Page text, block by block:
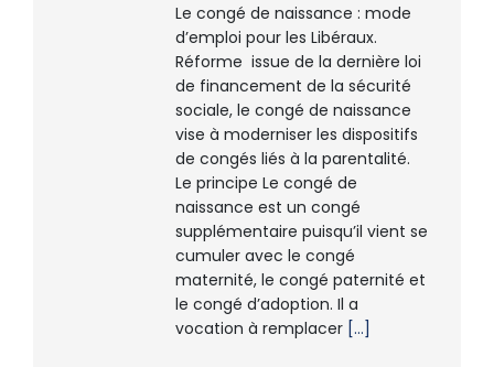
Le congé de naissance : mode
d’emploi pour les Libéraux.
Réforme issue de la dernière loi
de financement de la sécurité
sociale, le congé de naissance
vise à moderniser les dispositifs
de congés liés à la parentalité.
Le principe Le congé de
naissance est un congé
supplémentaire puisqu’il vient se
cumuler avec le congé
maternité, le congé paternité et
le congé d’adoption. Il a
vocation à remplacer [...]